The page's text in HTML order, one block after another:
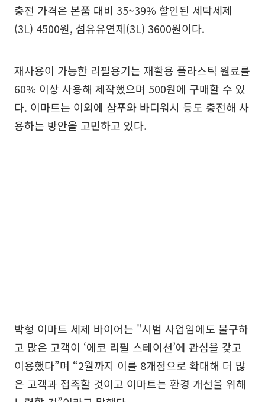
충전 가격은 본품 대비 35~39% 할인된 세탁세제
(3L) 4500원, 섬유유연제(3L) 3600원이다.
재사용이 가능한 리필용기는 재활용 플라스틱 원료를
60% 이상 사용해 제작했으며 500원에 구매할 수 있
다. 이마트는 이외에 샴푸와 바디워시 등도 충전해 사
용하는 방안을 고민하고 있다.
박형 이마트 세제 바이어는 "시범 사업임에도 불구하
고 많은 고객이 ‘에코 리필 스테이션’에 관심을 갖고
이용했다”며 “2월까지 이를 8개점으로 확대해 더 많
은 고객과 접촉할 것이고 이마트는 환경 개선을 위해